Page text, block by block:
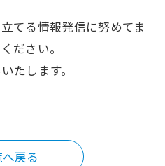
てる情報発信に努めてま
ださい。
たします。
戻る